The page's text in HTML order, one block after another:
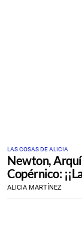
LAS COSAS DE ALICIA
Newton,
Copérnico:
ALICIA MARTÍNEZ